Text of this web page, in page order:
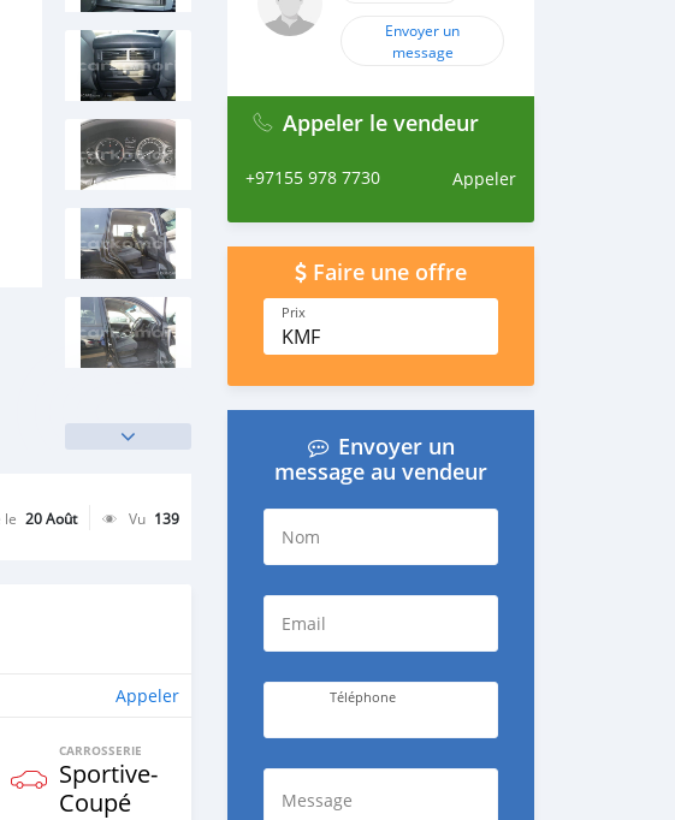
le 20 Août Vu 139
Appeler
CARROSSERIE
Sportive‒
Coupé
Envoyer un
message
Appeler le vendeur
+97155 978 7730 Appeler
Faire une offre
Prix
KMF
Envoyer un
message au vendeur
Nom
Email
Téléphone
Message